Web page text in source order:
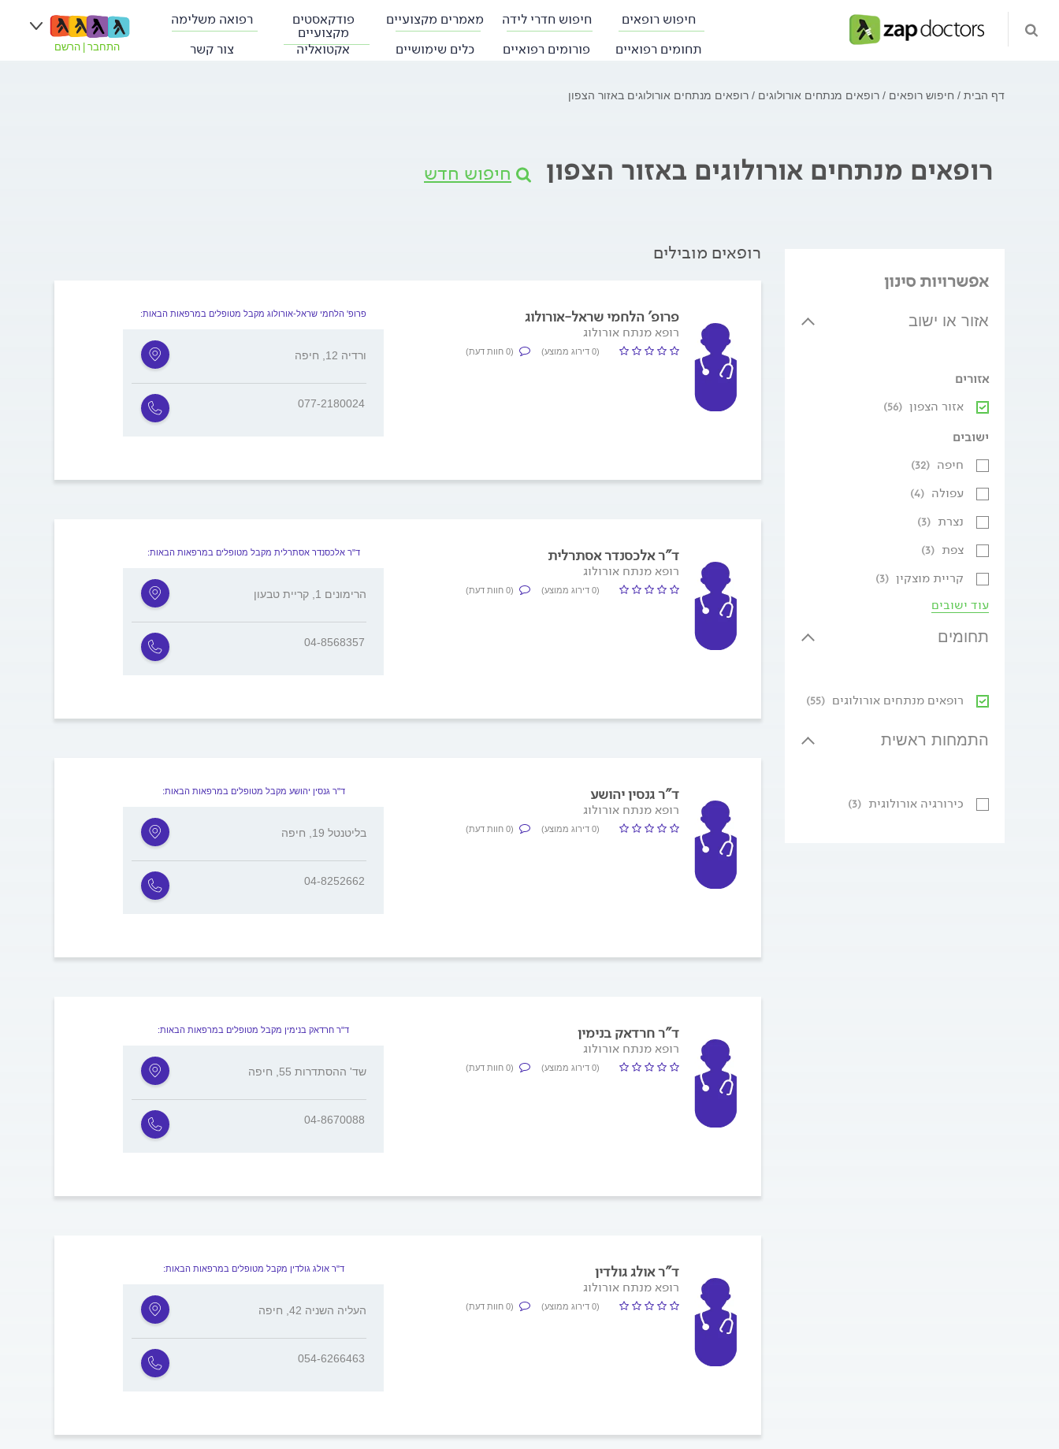
חיפוש רופאים חיפוש חדרי לידה מאמרים מקצועיים פודקאסטים
מקצועיים
רפואה משלימה
תחומים רפואיים
פורומים רפואיים כלים שימושיים אקטואליה צור קשר התחבר הרשם
דף הבית חיפוש רופאים רופאים מנתחים אורולוגים רופאים מנתחים אורולוגים באזור הצפון
רופאים מנתחים אורולוגים באזור הצפון חיפוש חדש
אפשרויות סינון
אזור או ישוב
אזורים
אזור הצפון (56)
ישובים
חיפה (32)
עפולה (4)
נצרת (3)
צפת (3)
קריית מוצקין (3)
עוד ישובים
תחומים
רופאים מנתחים אורולוגים (55)
התמחות ראשית
כירורגיה אורולוגית (3)
רופאים מובילים
פרופ' הלחמי שראל-אורולוג
רופא מנתח אורולוג
(0 דירוג ממוצע) (0 חוות דעת)
פרופ' הלחמי שראל-אורולוג מקבל מטופלים במרפאות הבאות:
ורדיה 12, חיפה
077-2180024
ד"ר אלכסנדר אסתרלית
רופא מנתח אורולוג
(0 דירוג ממוצע) (0 חוות דעת)
ד"ר אלכסנדר אסתרלית מקבל מטופלים במרפאות הבאות:
הרימונים 1, קריית טבעון
04-8568357
ד"ר גנסין יהושע
רופא מנתח אורולוג
(0 דירוג ממוצע) (0 חוות דעת)
ד"ר גנסין יהושע מקבל מטופלים במרפאות הבאות:
בליטנטל 19, חיפה
04-8252662
ד"ר חרדאק בנימין
רופא מנתח אורולוג
(0 דירוג ממוצע) (0 חוות דעת)
ד"ר חרדאק בנימין מקבל מטופלים במרפאות הבאות:
שד' ההסתדרות 55, חיפה
04-8670088
ד"ר אולג גולדין
רופא מנתח אורולוג
(0 דירוג ממוצע) (0 חוות דעת)
ד"ר אולג גולדין מקבל מטופלים במרפאות הבאות:
העליה השניה 42, חיפה
054-6266463